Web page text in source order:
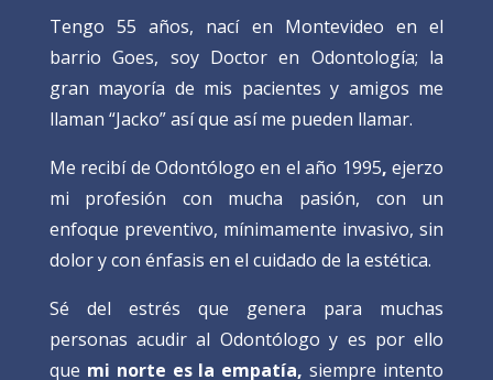
Tengo 55 años, nací en Montevideo en el
barrio Goes, soy Doctor en Odontología; la
gran mayoría de mis pacientes y amigos me
llaman “Jacko” así que así me pueden llamar.
Me recibí de Odontólogo en el año 1995, ejerzo
mi profesión con mucha pasión, con un
enfoque preventivo, mínimamente invasivo, sin
dolor y con énfasis en el cuidado de la estética.
Sé del estrés que genera para muchas
personas acudir al Odontólogo y es por ello
que mi norte es la empatía, siempre intento